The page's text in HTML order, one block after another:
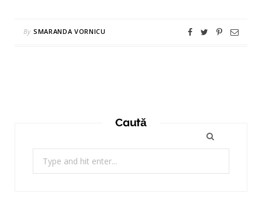
By SMARANDA VORNICU
Caută
for: